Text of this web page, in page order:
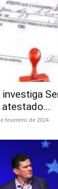
fevereiro de 2024